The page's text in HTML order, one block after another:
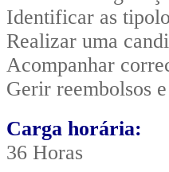
Identificar as
Realizar uma
Acompanhar
Gerir reembolsos
Carga horária:
36 Horas